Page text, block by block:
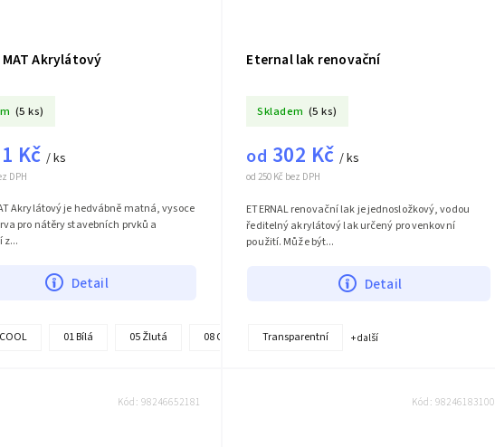
Akrylátový
(5 ks)
DPH
Kč / ks
Detail
Akrylátový je hedvábně matná, vysoce
pro nátěry stavebních prvků a
z...
01 Bílá 05 Žlutá 08 Cihlově červená 014 Slonová kost
Eternal lak renovační
Skladem (5 ks)
od 250 Kč bez DPH
od 302 Kč/ ks
Detail
ETERNAL renovační lak je jednosložkový, vodou
ředitelný akrylátový lak určený pro venkovní
použití. Může být...
Transparentní + další
Kód:98246652181 Kód: 98246183100